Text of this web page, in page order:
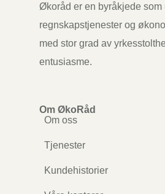
Økoråd er en byråkjede som
regnskapstjenester og
med stor grad av
entusiasme.
Om ØkoRåd
Om oss
Tjenester
Kundehistorier